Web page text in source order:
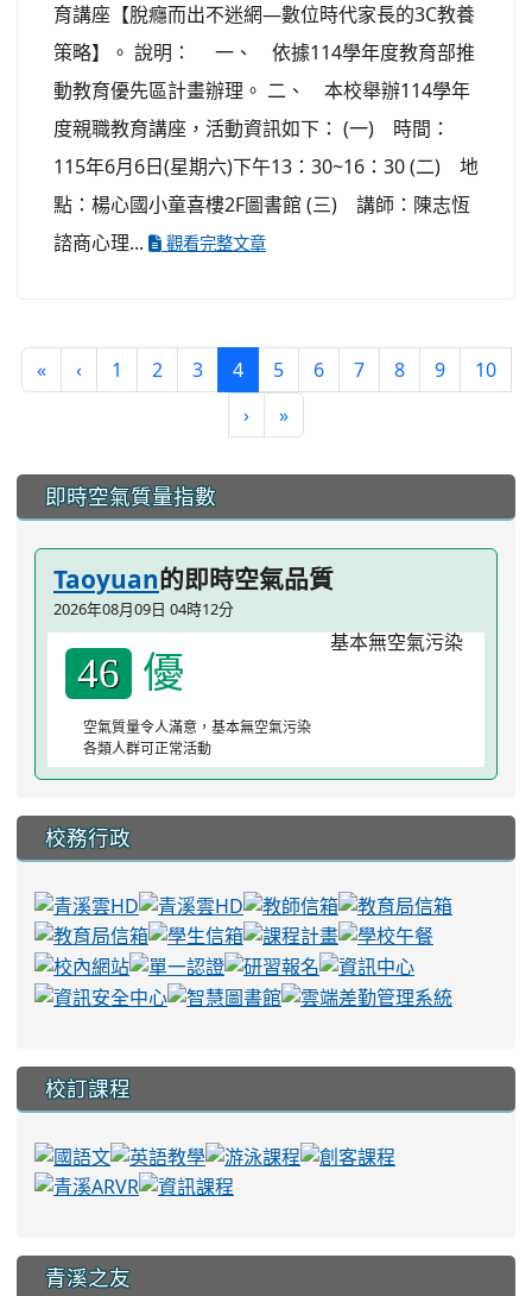
育講座【脫癮而出不迷網—數位時代家長的3C教養
策略】。 說明： 一、 依據114學年度教育部推
動教育優先區計畫辦理。 二、 本校舉辦114學年
度親職教育講座，活動資訊如下： (一) 時間：
115年6月6日(星期六)下午13：30~16：30 (二) 地
點：楊心國小童喜樓2F圖書館 (三) 講師：陳志恆
諮商心理...
觀看完整文章
« ‹ 1 2 3 4(current)
5 6 7 8 9
10
›
»
::: 即時空氣質量指數
Taoyuan的即時空氣品質
2026年08月09日 04時12分
46 優
空氣質量令人滿意，基本無空氣污染
各類人群可正常活動
校務行政
校訂課程
青溪之友